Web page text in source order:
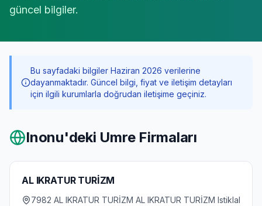
güncel bilgiler.
Bu sayfadaki bilgiler Haziran 2026 verilerine
dayanmaktadır. Güncel bilgi, fiyat ve iletişim detayları
için ilgili kurumlarla doğrudan iletişime geçiniz.
Inonu'deki Umre Firmaları
AL IKRATUR TURİZM
7982 AL IKRATUR TURİZM AL IKRATUR TURİZM Istiklal